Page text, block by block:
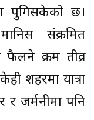
पुगिसकेको छ।
संक्रमित
क्रम तीव्र
शहरमा यात्रा
र जर्मनीमा पनि